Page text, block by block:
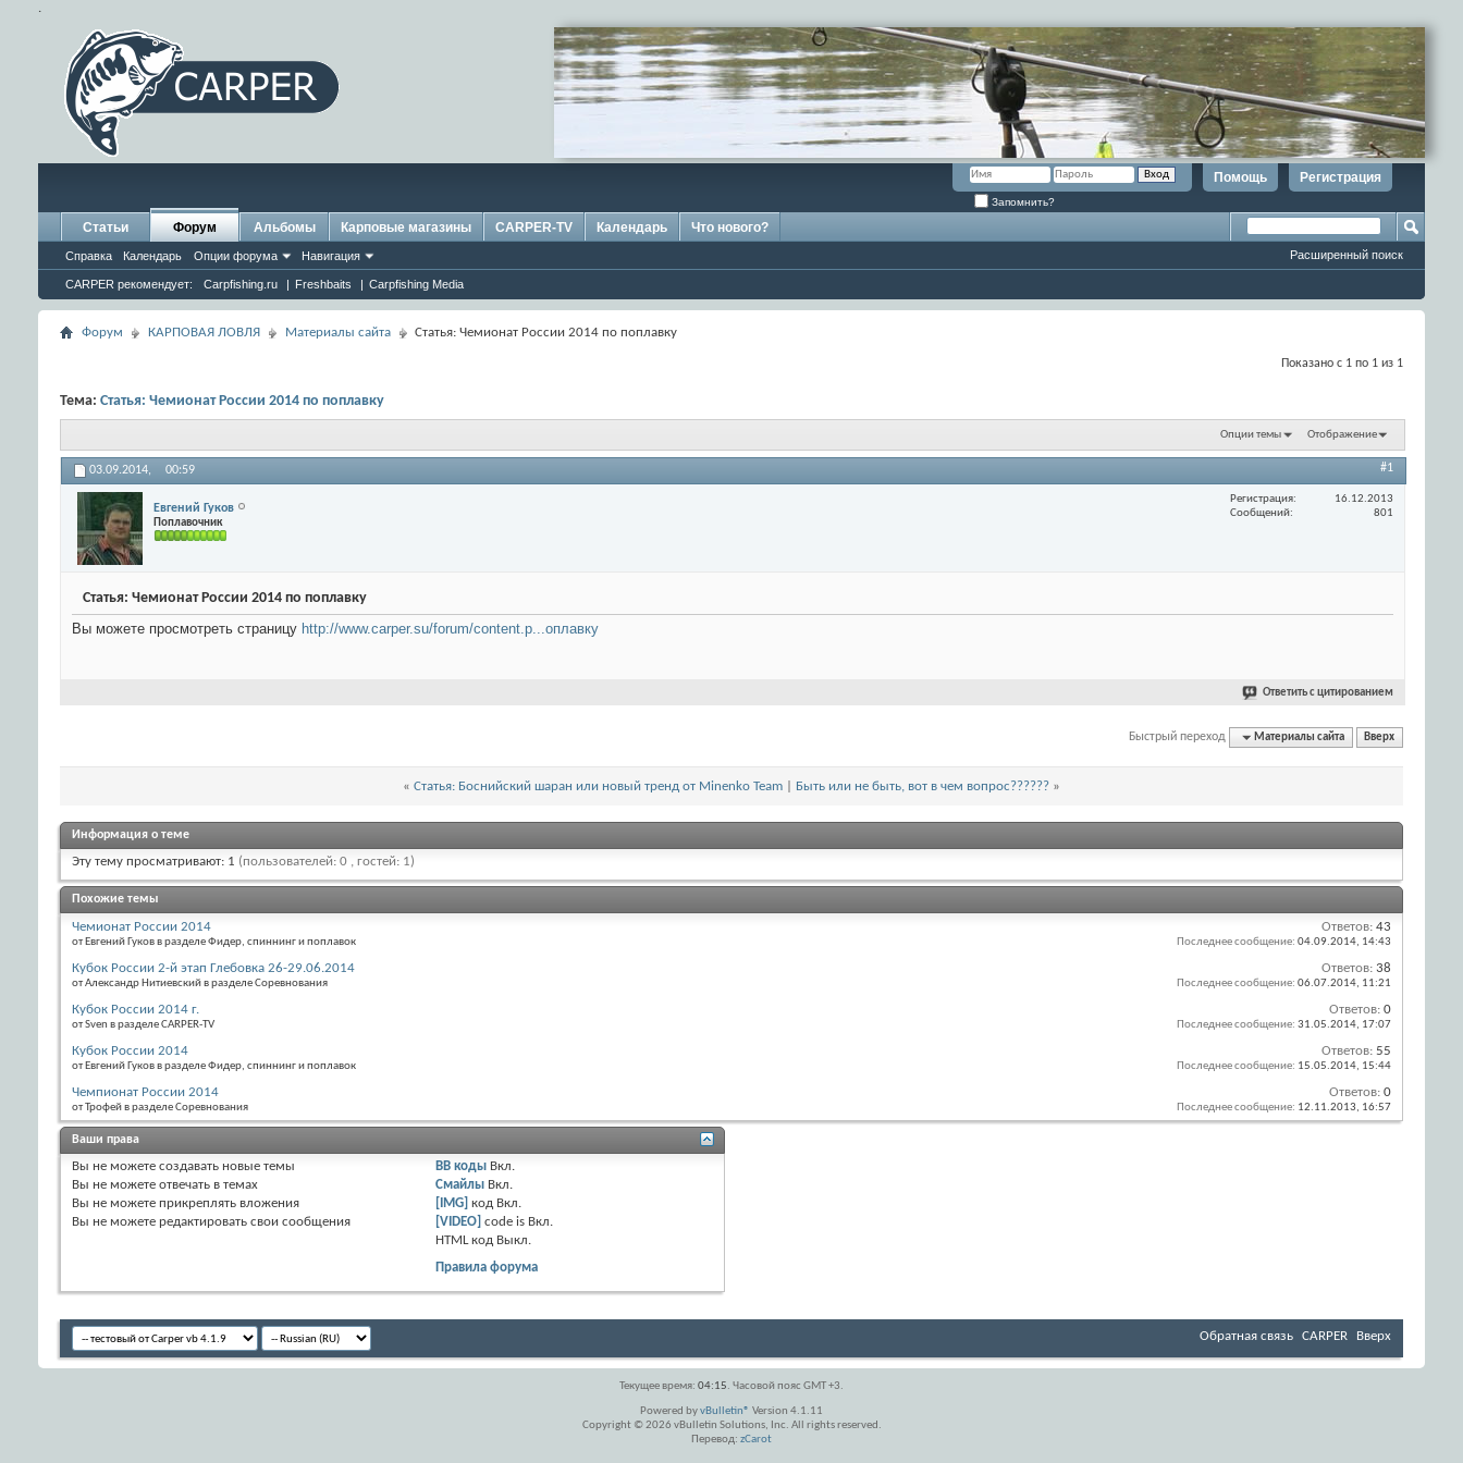
.
Регистрация
Помощь
Запомнить?
Статьи Форум
Справка Календарь Опции форума Навигация
CARPER рекомендует: Carpfishing.ru | Freshbaits | Carpfishing Media
Альбомы Карповые магазины CARPER-TV Календарь Что нового?
Расширенный поиск
Форум КАРПОВАЯ ЛОВЛЯ Материалы сайта Статья: Чемионат России 2014 по поплавку
Показано с 1 по 1 из 1
Тема: Статья: Чемионат России 2014 по поплавку
Опции темы Отображение
03.09.2014, 00:59 #1
Евгений Гуков
Поплавочник
Регистрация
16.12.2013
Сообщений
801
Статья: Чемионат России 2014 по поплавку
Вы можете просмотреть страницу http://www.carper.su/forum/content.p...оплавку
Ответить с цитированием
Быстрый переход Материалы сайта Вверх
« Статья: Боснийский шаран или новый тренд от Minenko Team Быть или не быть, вот в чем вопрос?????? »
Информация о теме
Эту тему просматривают: 1 (пользователей: 0 , гостей: 1)
Похожие темы
Чемионат России 2014
от Евгений Гуков в разделе Фидер, спиннинг и поплавок
Ответов: 43
Последнее сообщение: 04.09.2014, 14:43
Кубок России 2-й этап Глебовка 26-29.06.2014
от Александр Нитиевский в разделе Соревнования
Ответов: 38
Последнее сообщение: 06.07.2014, 11:21
Кубок России 2014 г.
от Sven в разделе CARPER-TV
Ответов: 0
Последнее сообщение: 31.05.2014, 17:07
Кубок России 2014
от Евгений Гуков в разделе Фидер, спиннинг и поплавок
Ответов: 55
Последнее сообщение: 15.05.2014, 15:44
Чемпионат России 2014
от Трофей в разделе Соревнования
Ответов: 0
Последнее сообщение: 12.11.2013, 16:57
Ваши права
Вы не можете создавать новые темы
Вы не можете отвечать в темах
Вы не можете прикреплять вложения
Вы не можете редактировать свои сообщения
BB коды Вкл.
Смайлы Вкл.
[IMG] код Вкл.
[VIDEO] code is Вкл.
HTML код Выкл.
Правила форума
Обратная связь CARPER Вверх
Текущее время: 04:15. Часовой пояс GMT +3.
Powered byvBulletin® Version 4.1.11
Copyright © 2026 vBulletin Solutions, Inc. All rights reserved.
Перевод: zCarot